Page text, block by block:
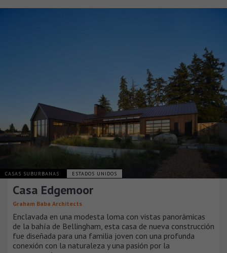
CASAS SUBURBANAS ESTADOS UNIDOS
Casa Edgemoor
Graham Baba Architects
Enclavada en una modesta loma con vistas panorámicas
de la bahía de Bellingham, esta casa de nueva construcción
fue diseñada para una familia joven con una profunda
conexión con la naturaleza y una pasión por la